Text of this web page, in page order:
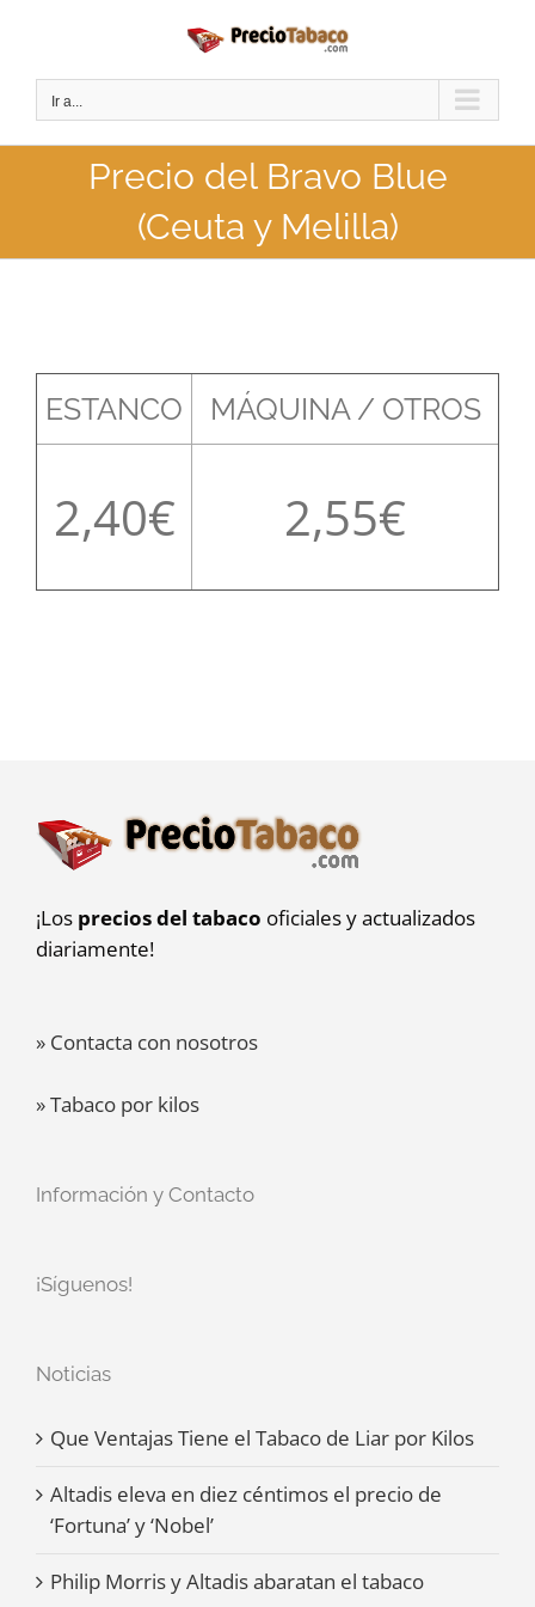
contenido
Ir a...
Precio del Bravo Blue
(Ceuta y Melilla)
ESTANCO MÁQUINA / OTROS
2,40 2,55
¡Los precios del tabaco oficiales y actualizados
diariamente!
» Contacta con nosotros
» Tabaco por kilos
Información y Contacto
¡Síguenos!
Noticias
Que Ventajas Tiene el Tabaco de Liar por Kilos
Altadis eleva en diez céntimos el precio de
‘Fortuna’ y ‘Nobel’
Philip Morris y Altadis abaratan el tabaco